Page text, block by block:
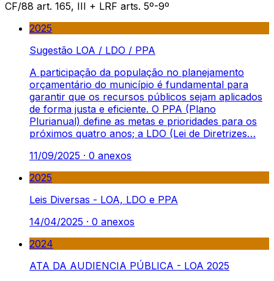
CF/88 art. 165, III + LRF arts. 5º-9º
2025
Sugestão LOA / LDO / PPA
A participação da população no planejamento
orçamentário do município é fundamental para
garantir que os recursos públicos sejam aplicados
de forma justa e eficiente. O PPA (Plano
Plurianual) define as metas e prioridades para os
próximos quatro anos; a LDO (Lei de Diretrizes…
11/09/2025 · 0 anexos
2025
Leis Diversas - LOA, LDO e PPA
14/04/2025 · 0 anexos
2024
ATA DA AUDIENCIA PÚBLICA - LOA 2025